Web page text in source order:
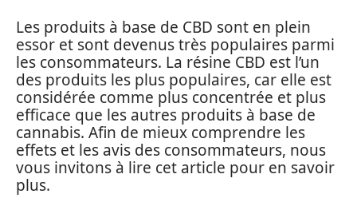
Les produits à base de CBD sont en plein
essor et sont devenus très populaires parmi
les consommateurs. La résine CBD est l’un
des produits les plus populaires, car elle est
considérée comme plus concentrée et plus
efficace que les autres produits à base de
cannabis. Afin de mieux comprendre les
effets et les avis des consommateurs, nous
vous invitons à lire cet article pour en savoir
plus.